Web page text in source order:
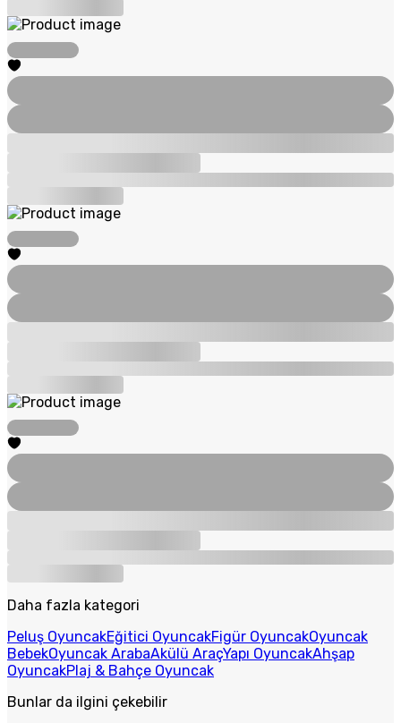
Daha fazla kategori
Peluş OyuncakEğitici OyuncakFigür OyuncakOyuncak
BebekOyuncak ArabaAkülü AraçYapı OyuncakAhşap
OyuncakPlaj & Bahçe Oyuncak
Bunlar da ilgini çekebilir